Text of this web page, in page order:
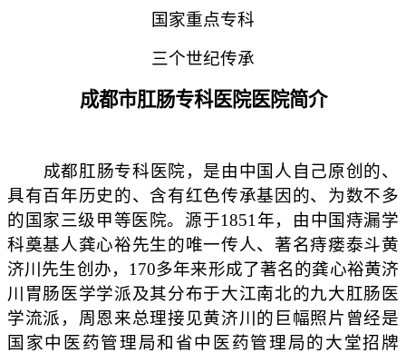
国家重点专科
三个世纪传承
成都市肛肠专科医院医院简介
成都肛肠专科医院，是由中国人自己原创的、
具有百年历史的、含有红色传承基因的、为数不多
的国家三级甲等医院。源于1851年，由中国痔漏学
科奠基人龚心裕先生的唯一传人、著名痔瘘泰斗黄
济川先生创办，170多年来形成了著名的龚心裕黄济
川胃肠医学学派及其分布于大江南北的九大肛肠医
学流派，周恩来总理接见黄济川的巨幅照片曾经是
国家中医药管理局和省中医药管理局的大堂招牌